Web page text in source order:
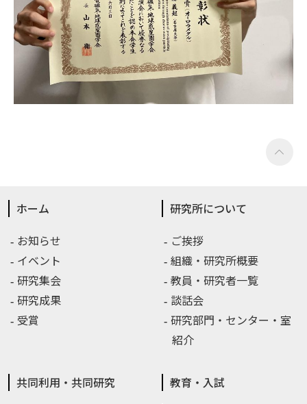
ホーム
お知らせ
イベント
研究集会
研究成果
受賞
研究所について
ご挨拶
組織・研究所概要
教員・研究者一覧
談話会
研究部門・センター・室
紹介
共同利用・共同研究
教育・入試